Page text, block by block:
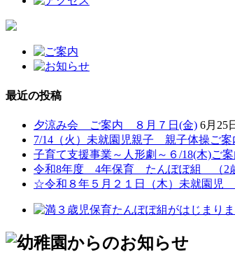
最近の投稿
夕涼み会 ご案内 ８月７日(金) 6月25
7/14（火）未就園児親子 親子体操ご案
子育て支援事業～人形劇～６/18(木)ご案
令和8年度 4年保育 たんぽぽ組 （2
☆令和８年５月２１日（木）未就園児